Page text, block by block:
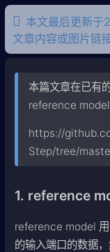
本文最后更新
文章内容或图片链
本篇文章在已有
reference model
https://
Step/tree/
1. reference
reference model
的输入端口的数据